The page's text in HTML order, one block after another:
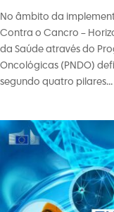
No âmbito da
Contra o Cancro –
da Saúde através do
Oncológicas (PNDO)
segundo quatro pilares...